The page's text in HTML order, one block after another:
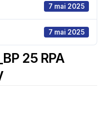
7 mai 2025
7 mai 2025
25 RPA